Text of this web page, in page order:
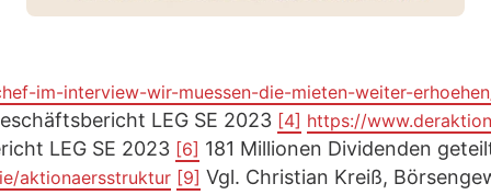
im-interview-wir-muessen-die-mieten-weiter-
LEG SE 2023 [4] https://
LEG SE 2023 [6] 181 Millionen Dividenden
aktionaersstruktur [9] Vgl. Christian Kreiß,